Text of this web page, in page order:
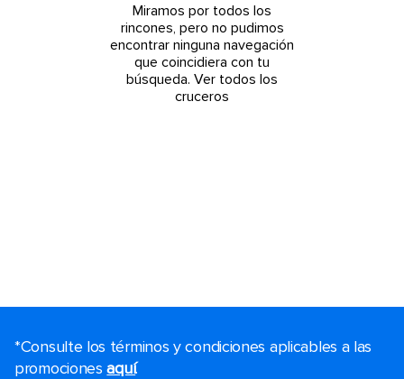
Miramos por todos los
rincones, pero no pudimos
encontrar ninguna navegación
que coincidiera con tu
búsqueda. Ver todos los
cruceros
*Consulte los términos y condiciones aplicables a las
promocionesaquí.